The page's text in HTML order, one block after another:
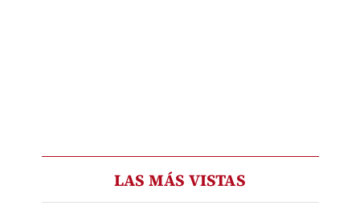
LAS MÁS VISTAS